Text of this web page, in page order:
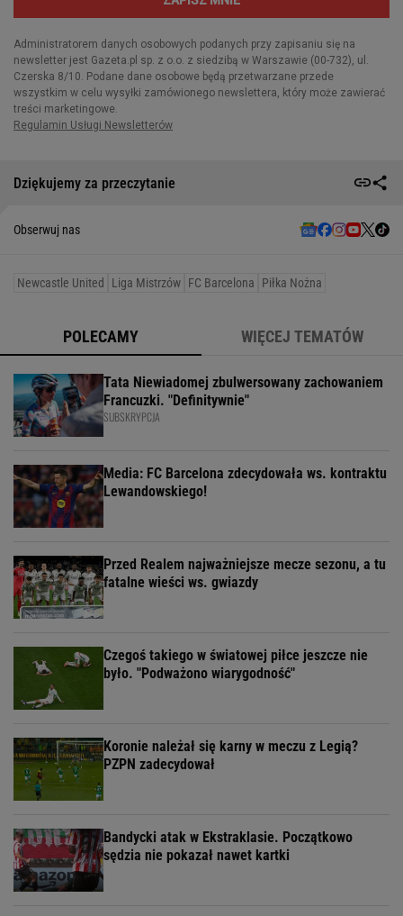
Dziękujemy za przeczytanie
Obserwuj nas
Newcastle United Liga Mistrzów FC Barcelona Piłka Nożna
POLECAMY WIĘCEJ TEMATÓW
Tata Niewiadomej zbulwersowany zachowaniem
Francuzki. "Definitywnie"
SUBSKRYPCJA
Media: FC Barcelona zdecydowała ws. kontraktu
Lewandowskiego!
Przed Realem najważniejsze mecze sezonu, a tu
fatalne wieści ws. gwiazdy
Czegoś takiego w światowej piłce jeszcze nie
było. "Podważono wiarygodność"
Koronie należał się karny w meczu z Legią?
PZPN zadecydował
Bandycki atak w Ekstraklasie. Początkowo
sędzia nie pokazał nawet kartki